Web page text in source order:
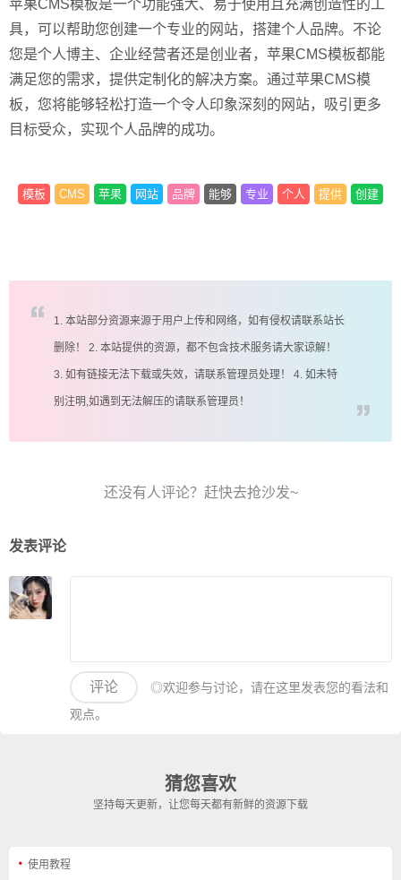
苹果CMS模板是一个功能强大、易于使用且充满创造性的工
具，可以帮助您创建一个专业的网站，搭建个人品牌。不论
您是个人博主、企业经营者还是创业者，苹果CMS模板都能
满足您的需求，提供定制化的解决方案。通过苹果CMS模
板，您将能够轻松打造一个令人印象深刻的网站，吸引更多
目标受众，实现个人品牌的成功。
模板 CMS 苹果 网站 品牌 能够 专业 个人 提供 创建
1. 本站部分资源来源于用户上传和网络，如有侵权请联系站长
删除！ 2. 本站提供的资源，都不包含技术服务请大家谅解！
3. 如有链接无法下载或失效，请联系管理员处理！ 4. 如未特
别注明,如遇到无法解压的请联系管理员！
发表评论
评论
◎欢迎参与讨论，请在这里发表您的看法和
观点。
猜您喜欢
坚持每天更新，让您每天都有新鲜的资源下载
使用教程